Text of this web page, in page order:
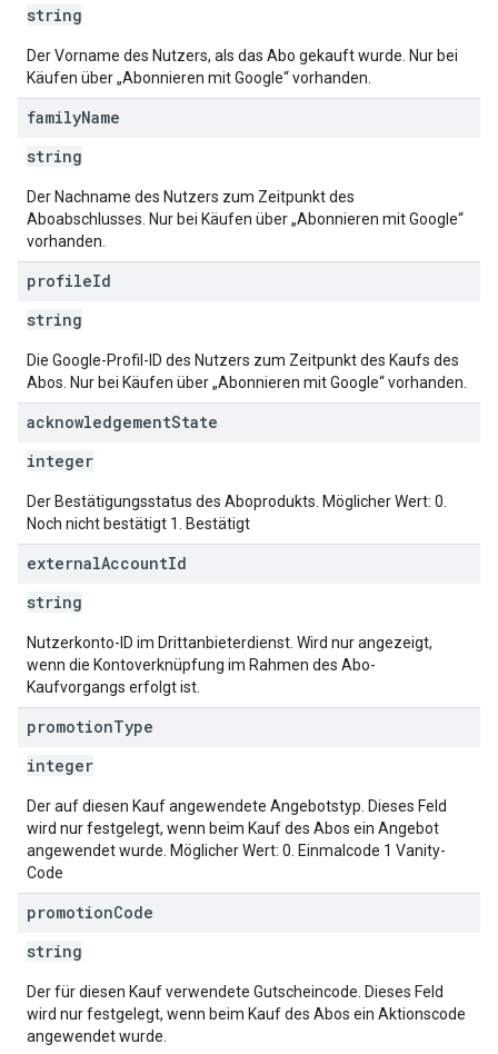
string
Der Vorname des Nutzers, als das Abo gekauft wurde. Nur bei
Käufen über „Abonnieren mit Google“ vorhanden.
familyName
string
Der Nachname des Nutzers zum Zeitpunkt des
Aboabschlusses. Nur bei Käufen über „Abonnieren mit Google“
vorhanden.
profileId
string
Die Google-Profil-ID des Nutzers zum Zeitpunkt des Kaufs des
Abos. Nur bei Käufen über „Abonnieren mit Google“ vorhanden.
acknowledgementState
integer
Der Bestätigungsstatus des Aboprodukts. Möglicher Wert: 0.
Noch nicht bestätigt 1. Bestätigt
externalAccountId
string
Nutzerkonto-ID im Drittanbieterdienst. Wird nur angezeigt,
wenn die Kontoverknüpfung im Rahmen des Abo-
Kaufvorgangs erfolgt ist.
promotionType
integer
Der auf diesen Kauf angewendete Angebotstyp. Dieses Feld
wird nur festgelegt, wenn beim Kauf des Abos ein Angebot
angewendet wurde. Möglicher Wert: 0. Einmalcode 1 Vanity-
Code
promotionCode
string
Der für diesen Kauf verwendete Gutscheincode. Dieses Feld
wird nur festgelegt, wenn beim Kauf des Abos ein Aktionscode
angewendet wurde.